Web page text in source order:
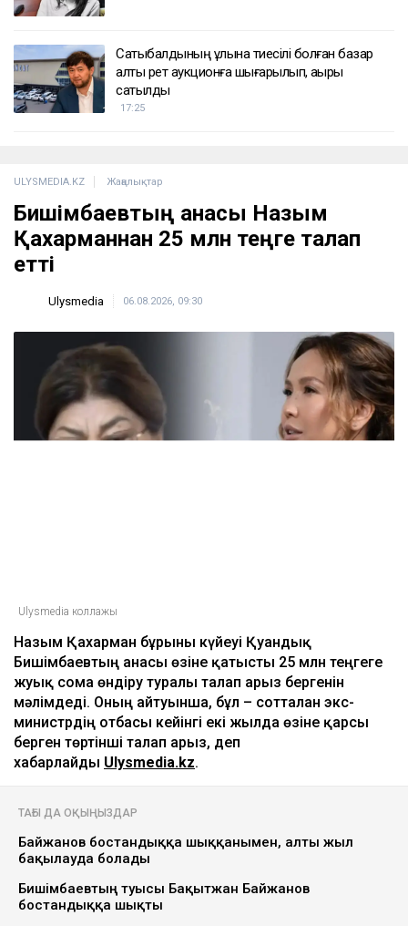
Сатыбалдының ұлына тиесілі болған базар
алты рет аукционға шығарылып, ақыры
сатылды
17:25
ULYSMEDIA.KZ Жаңалықтар
Бишімбаевтың анасы Назым
Қахарманнан 25 млн теңге талап
етті
Ulysmedia 06.08.2026, 09:30
Ulysmedia коллажы
Назым Қахарман бұрынғы күйеуі Қуандық
Бишімбаевтың анасы өзіне қатысты 25 млн теңгеге
жуық сома өндіру туралы талап арыз бергенін
мәлімдеді. Оның айтуынша, бұл – сотталған экс-
министрдің отбасы кейінгі екі жылда өзіне қарсы
берген төртінші талап арыз, деп
хабарлайды Ulysmedia.kz.
ТАҒЫ ДА ОҚЫҢЫЗДАР
Байжанов бостандыққа шыққанымен, алты жыл
бақылауда болады
Бишімбаевтың туысы Бақытжан Байжанов
бостандыққа шықты